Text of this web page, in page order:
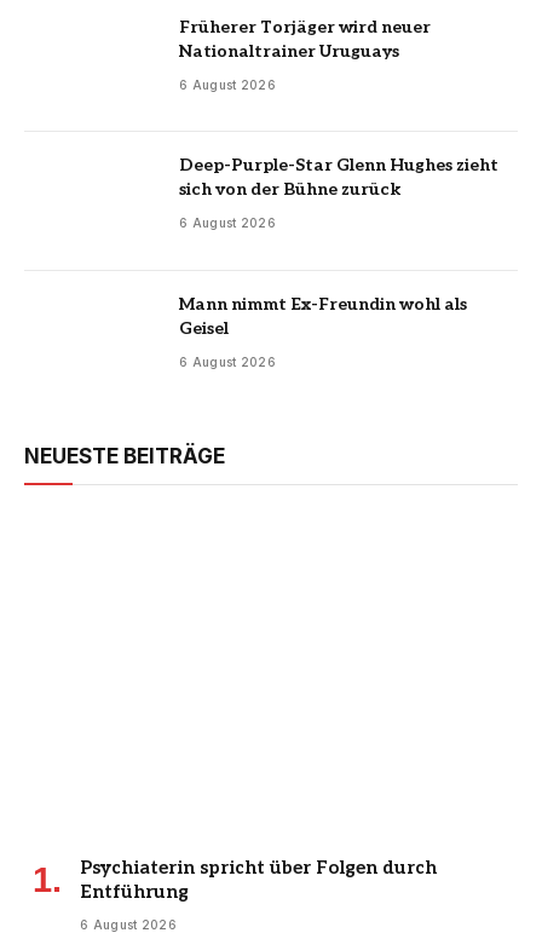
Früherer Torjäger wird neuer
Nationaltrainer Uruguays
6 August 2026
Deep-Purple-Star Glenn Hughes zieht
sich von der Bühne zurück
6 August 2026
Mann nimmt Ex-Freundin wohl als
Geisel
6 August 2026
NEUESTE BEITRÄGE
Psychiaterin spricht über Folgen durch
Entführung
6 August 2026